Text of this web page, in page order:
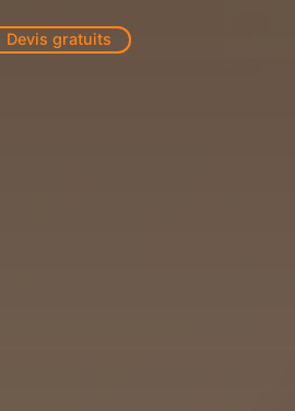
Devis gratuits